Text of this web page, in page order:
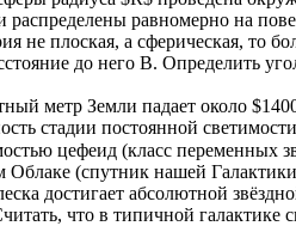
равномерно на
не плоская, а сферическая, то
до него B. Определить
метр Земли падает около
стадии постоянной
цефеид (класс переменных
(спутник нашей
достигает абсолютной
что в типичной галактике